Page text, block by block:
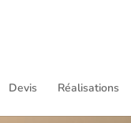
Devis Réalisations